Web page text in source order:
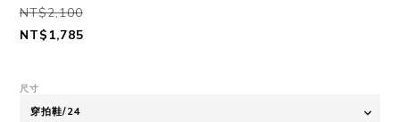
NT$2,100
NT$1,785
尺寸